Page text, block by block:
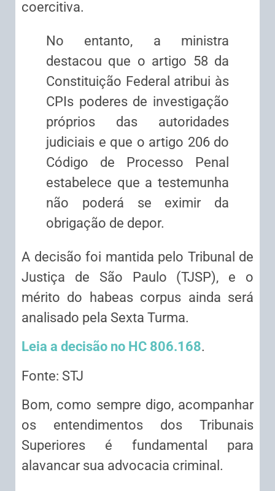
coercitiva.
No entanto, a ministra
destacou que o artigo 58 da
Constituição Federal atribui às
CPIs poderes de investigação
próprios das autoridades
judiciais e que o artigo 206 do
Código de Processo Penal
estabelece que a testemunha
não poderá se eximir da
obrigação de depor.
A decisão foi mantida pelo Tribunal de
Justiça de São Paulo (TJSP), e o
mérito do habeas corpus ainda será
analisado pela Sexta Turma.
Leia a decisão no HC 806.168.
Fonte: STJ
Bom, como sempre digo, acompanhar
os entendimentos dos Tribunais
Superiores é fundamental para
alavancar sua advocacia criminal.